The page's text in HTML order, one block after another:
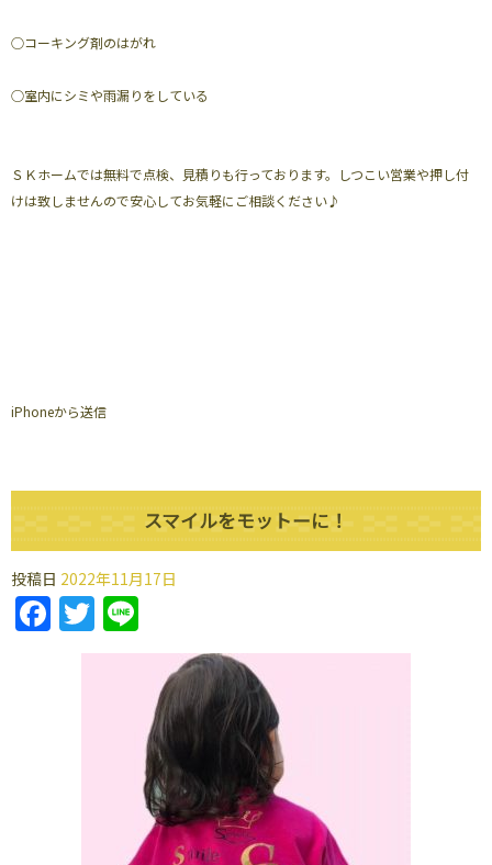
○コーキング剤のはがれ
○室内にシミや雨漏りをしている
ＳＫホームでは無料で点検、見積りも行っております。しつこい営業や押し付
けは致しませんので安心してお気軽にご相談ください♪
iPhoneから送信
スマイルをモットーに！
投稿日 2022年11月17日
Facebook
Twitter